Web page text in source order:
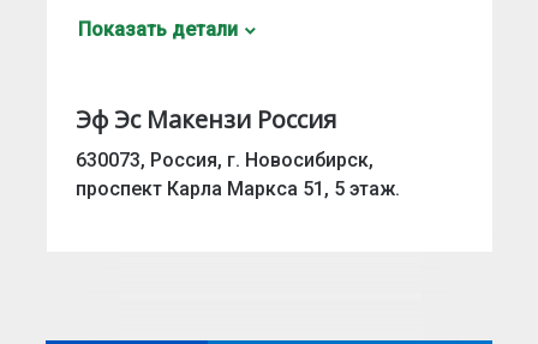
Показать детали
Эф Эс Макензи Россия
630073, Россия, г. Новосибирск,
проспект Карла Маркса 51, 5 этаж.